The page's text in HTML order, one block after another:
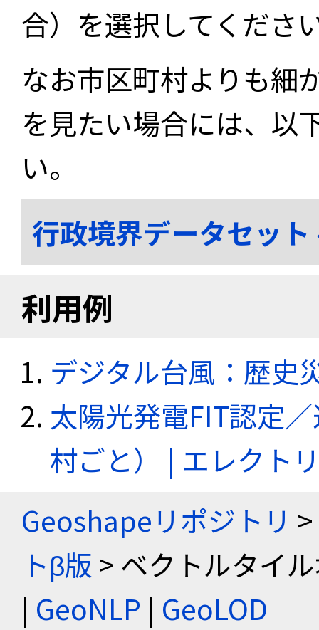
合）を選択してくださ
なお市区町村よりも細
を見たい場合には、以
い。
行政境界データセッ
利用例
デジタル台風：歴史
太陽光発電FIT認定
村ごと） | エレクト
Geoshapeリポジトリ >
トβ版 > ベクトルタイ
| GeoNLP | GeoLOD